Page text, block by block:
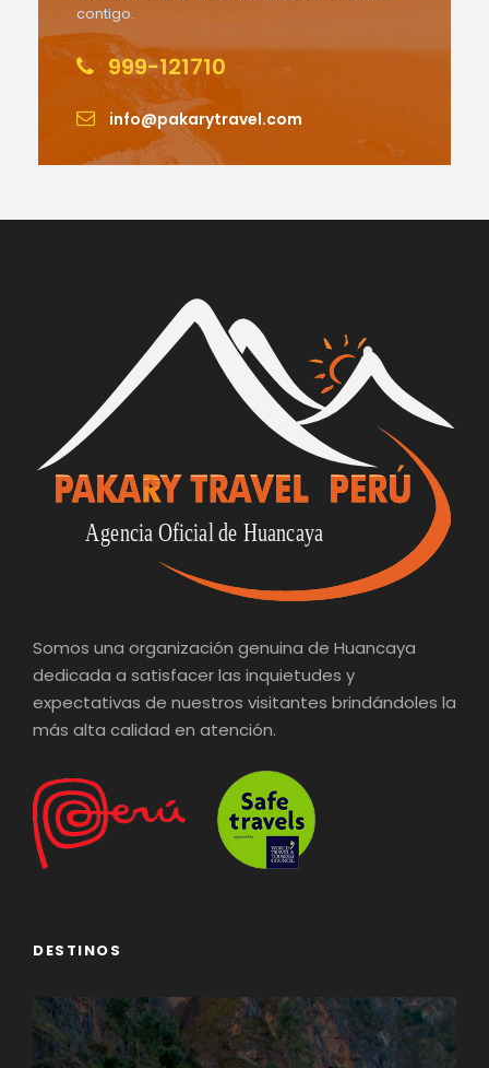
contigo.
999-121710
info@pakarytravel.com
Somos una organización genuina de Huancaya
dedicada a satisfacer las inquietudes y
expectativas de nuestros visitantes brindándoles la
más alta calidad en atención.
DESTINOS